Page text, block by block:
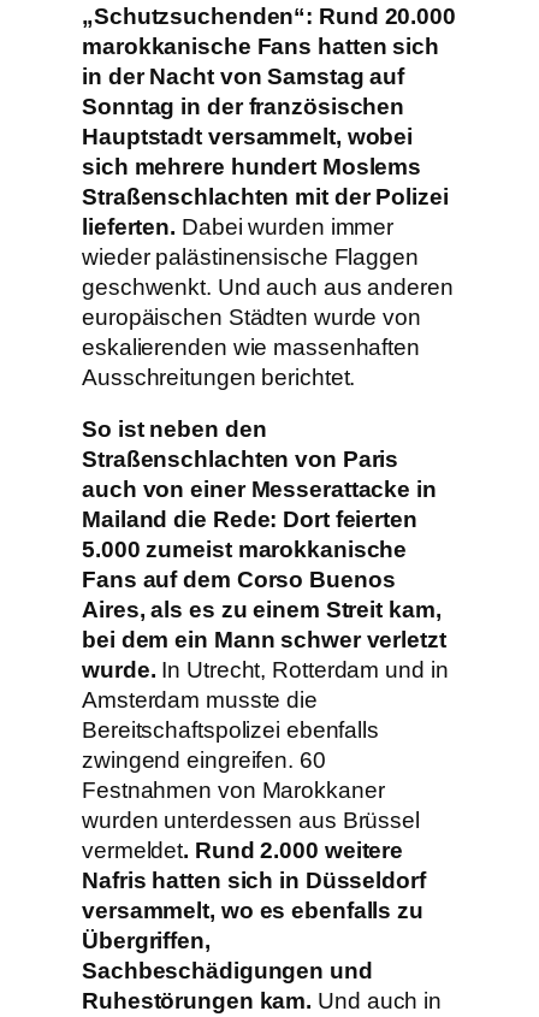
„Schutzsuchenden“: Rund 20.000
marokkanische Fans hatten sich
in der Nacht von Samstag auf
Sonntag in der französischen
Hauptstadt versammelt, wobei
sich mehrere hundert Moslems
Straßenschlachten mit der Polizei
lieferten. Dabei wurden immer
wieder palästinensische Flaggen
geschwenkt. Und auch aus anderen
europäischen Städten wurde von
eskalierenden wie massenhaften
Ausschreitungen berichtet.
So ist neben den
Straßenschlachten von Paris
auch von einer Messerattacke in
Mailand die Rede: Dort feierten
5.000 zumeist marokkanische
Fans auf dem Corso Buenos
Aires, als es zu einem Streit kam,
bei dem ein Mann schwer verletzt
wurde. In Utrecht, Rotterdam und in
Amsterdam musste die
Bereitschaftspolizei ebenfalls
zwingend eingreifen. 60
Festnahmen von Marokkaner
wurden unterdessen aus Brüssel
vermeldet. Rund 2.000 weitere
Nafris hatten sich in Düsseldorf
versammelt, wo es ebenfalls zu
Übergriffen,
Sachbeschädigungen und
Ruhestörungen kam. Und auch in